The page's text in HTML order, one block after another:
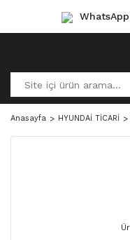
Anasayfa HYUNDAİ TİCARİ